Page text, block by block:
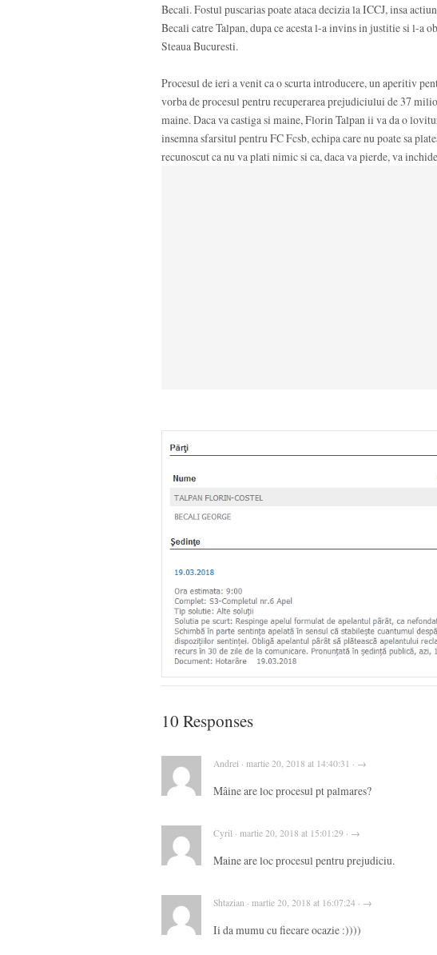
Becali. Fostul puscarias poate ataca decizia la ICCJ, insa
Becali catre Talpan, dupa ce acesta l-a invins in justitie si l-a
Steaua Bucuresti.
Procesul de ieri a venit ca o scurta introducere, un aperitiv
vorba de procesul pentru recuperarea prejudiciului de 37
maine. Daca va castiga si maine, Florin Talpan ii va da o
insemna sfarsitul pentru FC Fcsb, echipa care nu poate sa
recunoscut ca nu va plati nimic si ca, daca va pierde, va
10 Responses
Andrei · martie 20, 2018 at 14:40:31 · →
Mâine are loc procesul pt palmares?
Cyril · martie 20, 2018 at 15:01:29 · →
Maine are loc procesul pentru prejudiciu.
Shtazian · martie 20, 2018 at 16:07:24 · →
Ii da mumu cu fiecare ocazie :))))